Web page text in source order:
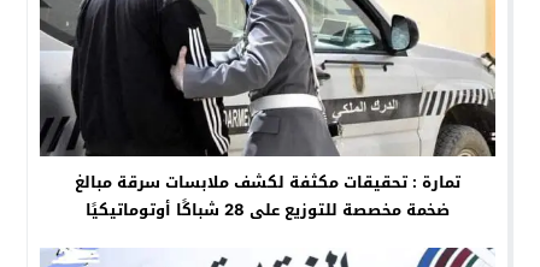
تمارة : تحقيقات مكثفة لكشف ملابسات سرقة مبالغ
ضخمة مخصصة للتوزيع على 28 شباكًا أوتوماتيكيًا